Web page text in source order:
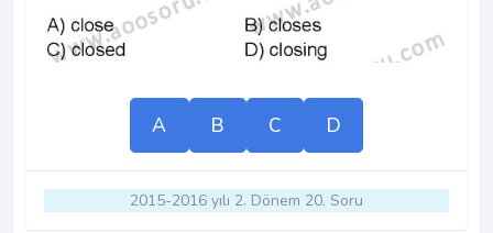
A B C D
2015-2016 yılı 2. Dönem 20. Soru